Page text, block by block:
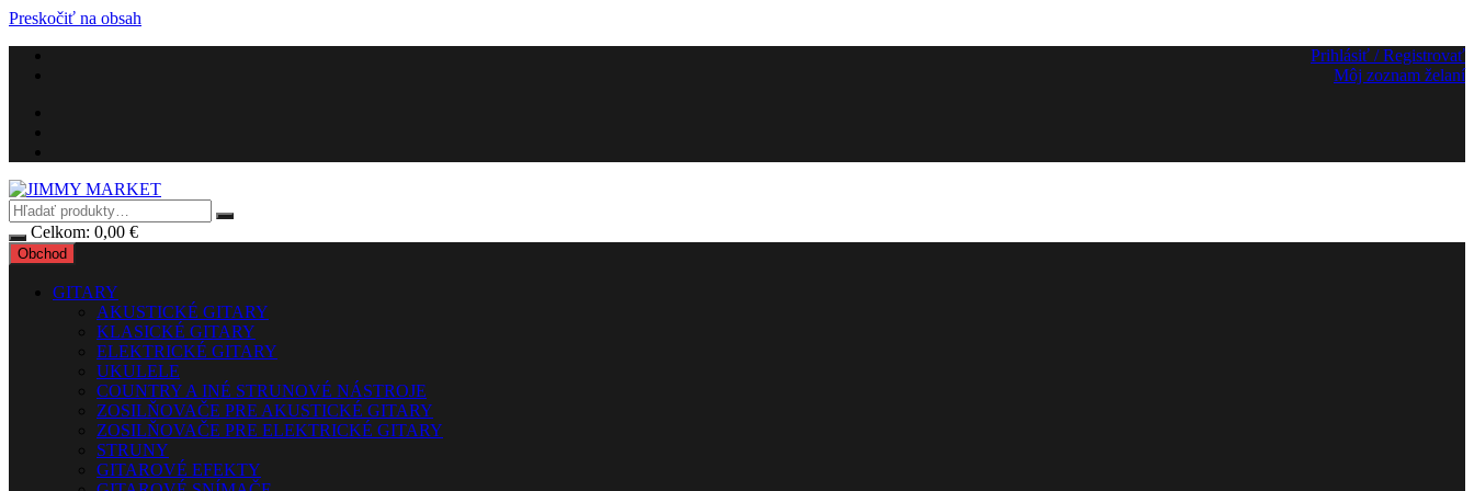
Preskočiť na obsah
Prihlásiť / Registrovať
Môj zoznam želaní
Celkom: 0,00 €
Obchod
GITARY
AKUSTICKÉ GITARY
KLASICKÉ GITARY
ELEKTRICKÉ GITARY
UKULELE
COUNTRY A INÉ STRUNOVÉ NÁSTROJE
ZOSILŇOVAČE PRE AKUSTICKÉ GITARY
ZOSILŇOVAČE PRE ELEKTRICKÉ GITARY
STRUNY
GITAROVÉ EFEKTY